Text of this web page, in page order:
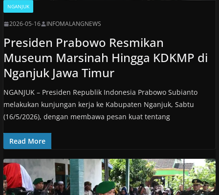
NGANJUK
2026-05-16 INFOMALANGNEWS
Presiden Prabowo Resmikan
Museum Marsinah Hingga KDKMP di
Nganjuk Jawa Timur
NGANJUK – Presiden Republik Indonesia Prabowo Subianto
melakukan kunjungan kerja ke Kabupaten Nganjuk, Sabtu
(16/5/2026), dengan membawa pesan kuat tentang
Read More